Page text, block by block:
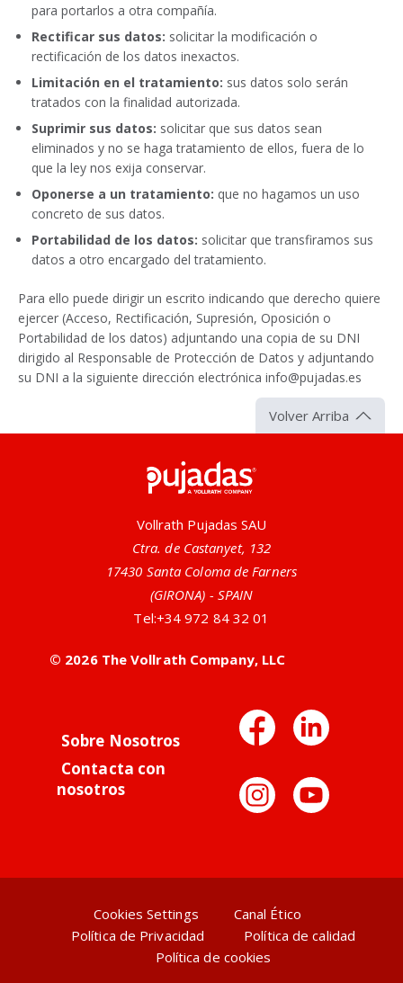
para portarlos a otra compañía.
Rectificar sus datos: solicitar la modificación o
rectificación de los datos inexactos.
Limitación en el tratamiento: sus datos solo serán
tratados con la finalidad autorizada.
Suprimir sus datos: solicitar que sus datos sean
eliminados y no se haga tratamiento de ellos, fuera de lo
que la ley nos exija conservar.
Oponerse a un tratamiento: que no hagamos un uso
concreto de sus datos.
Portabilidad de los datos: solicitar que transfiramos sus
datos a otro encargado del tratamiento.
Para ello puede dirigir un escrito indicando que derecho quiere
ejercer (Acceso, Rectificación, Supresión, Oposición o
Portabilidad de los datos) adjuntando una copia de su DNI
dirigido al Responsable de Protección de Datos y adjuntando
su DNI a la siguiente dirección electrónica info@pujadas.es
Volver Arriba
Vollrath Pujadas SAU
Ctra. de Castanyet, 132
17430 Santa Coloma de Farners
(GIRONA) - SPAIN
Tel:+34 972 84 32 01
© 2026 The Vollrath Company, LLC
Sobre Nosotros
Contacta con
nosotros
Cookies Settings
Canal Ético
Política de Privacidad
Política de calidad
Política de cookies